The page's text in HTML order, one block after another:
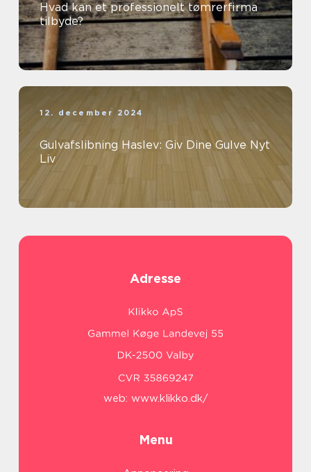
Hvad kan et professionelt tømrerfirma
tilbyde?
12. december 2024
Gulvafslibning Haslev: Giv Dine Gulve Nyt
Liv
Adresse
web: www.klikko.dk/
Menu